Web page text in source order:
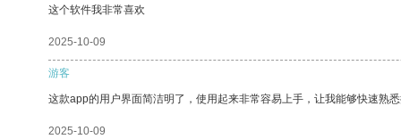
这个软件我非常喜欢
2025-10-09
游客
这款app的用户界面简洁明了，使用起来非常容易上手，让我能够快速熟
2025-10-09